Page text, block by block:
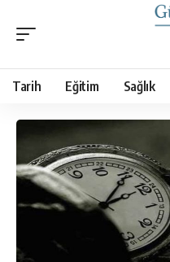
Tarih Eğitim Sağlık